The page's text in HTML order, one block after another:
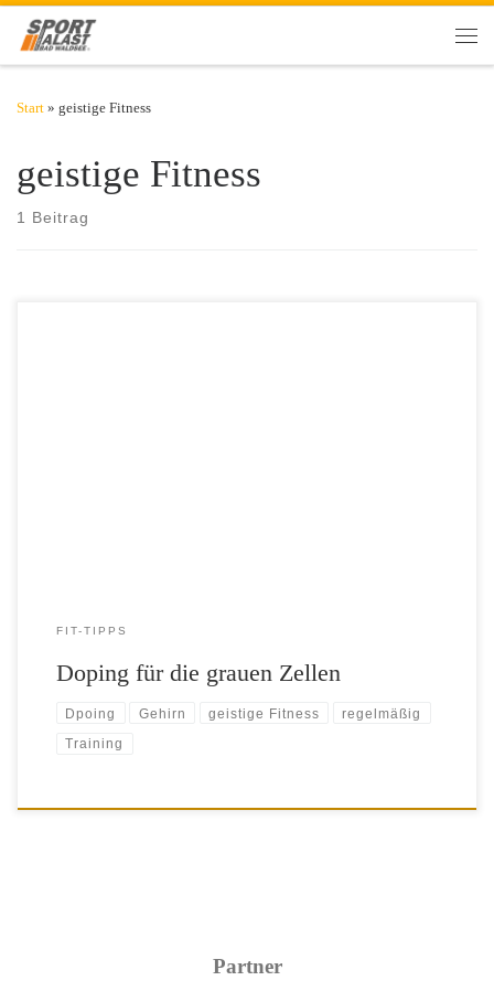
Zum Inhalt springen
Start » geistige Fitness
geistige Fitness
1 Beitrag
FIT-TIPPS
Doping für die grauen Zellen
Dpoing Gehirn geistige Fitness regelmäßig
Training
Partner